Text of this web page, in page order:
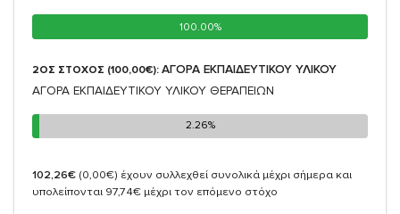
100.00%
100.00%
2ΟΣ ΣΤΟΧΟΣ (100,00€): ΑΓΟΡΑ ΕΚΠΑΙΔΕΥΤΙΚΟΥ ΥΛΙΚΟΥ
ΑΓΟΡΑ ΕΚΠΑΙΔΕΥΤΙΚΟΥ ΥΛΙΚΟΥ ΘΕΡΑΠΕΙΩΝ
2.26%
2.26%
102,26€ (0,00€) έχουν συλλεχθεί συνολικά μέχρι σήμερα και
υπολείπονται 97,74€ μέχρι τον επόμενο στόχο